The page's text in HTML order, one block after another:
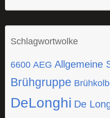
Schlagwortwolke
6600 AEG Allgemeine
Brühgruppe
DeLonghi De